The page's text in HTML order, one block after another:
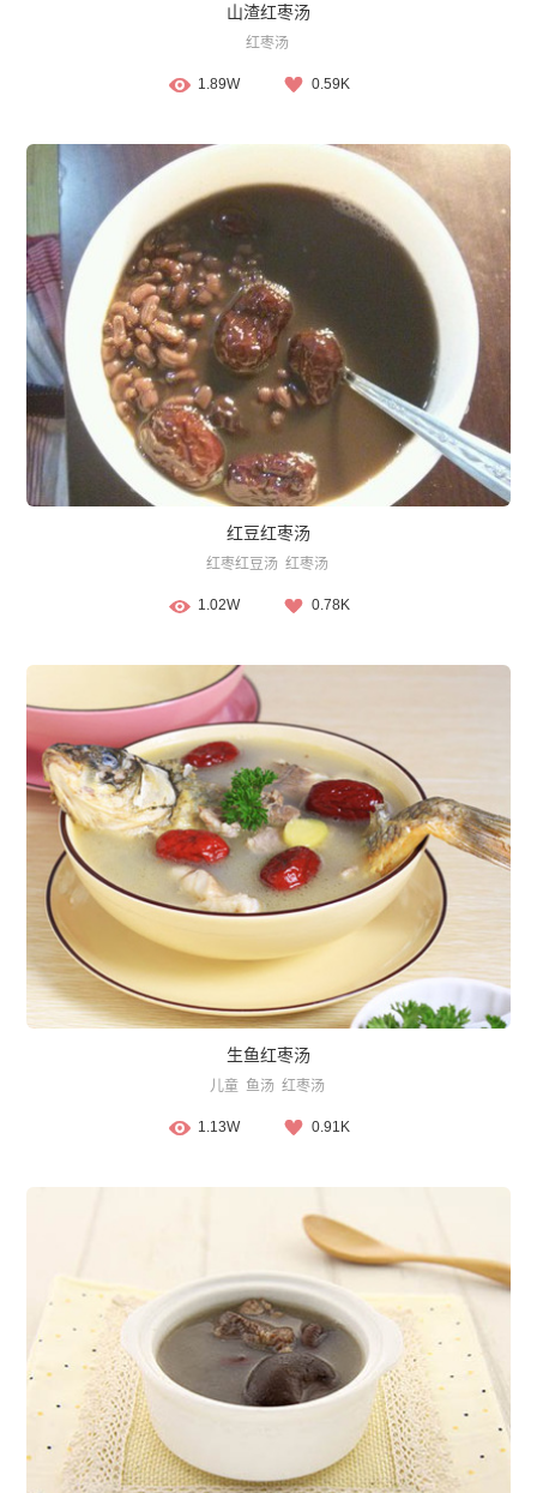
山渣红枣汤
红枣汤
1.89W 0.59K
红豆红枣汤
红枣红豆汤 红枣汤
1.02W 0.78K
生鱼红枣汤
儿童 鱼汤 红枣汤
1.13W 0.91K